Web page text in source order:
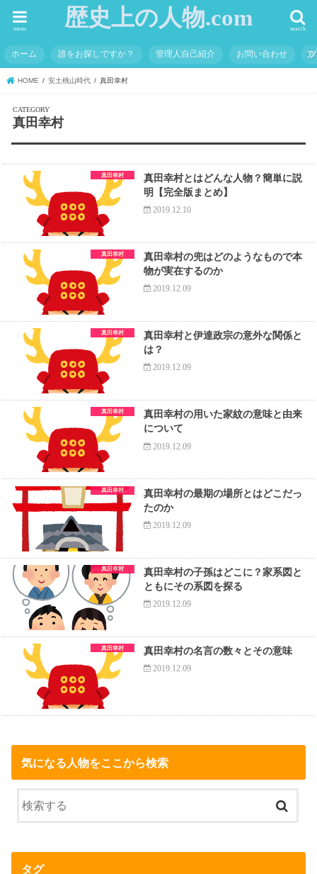
歴史上の人物.com search
menu
ホーム 誰をお探しですか？ 管理人自己紹介 お問い合わせ
HOME 安土桃山時代 真田幸村
真田幸村
真田幸村
真田幸村とはどんな人物？簡単に説
明【完全版まとめ】
2019.12.10
真田幸村
真田幸村の兜はどのようなもので本
物が実在するのか
2019.12.09
真田幸村
真田幸村と伊達政宗の意外な関係と
は？
2019.12.09
真田幸村
真田幸村の用いた家紋の意味と由来
について
2019.12.09
真田幸村
真田幸村の最期の場所とはどこだっ
たのか
2019.12.09
真田幸村
真田幸村の子孫はどこに？家系図と
ともにその系図を探る
2019.12.09
真田幸村 真田幸村の名言の数々とその意味
2019.12.09
気になる人物をここから検索
タグ